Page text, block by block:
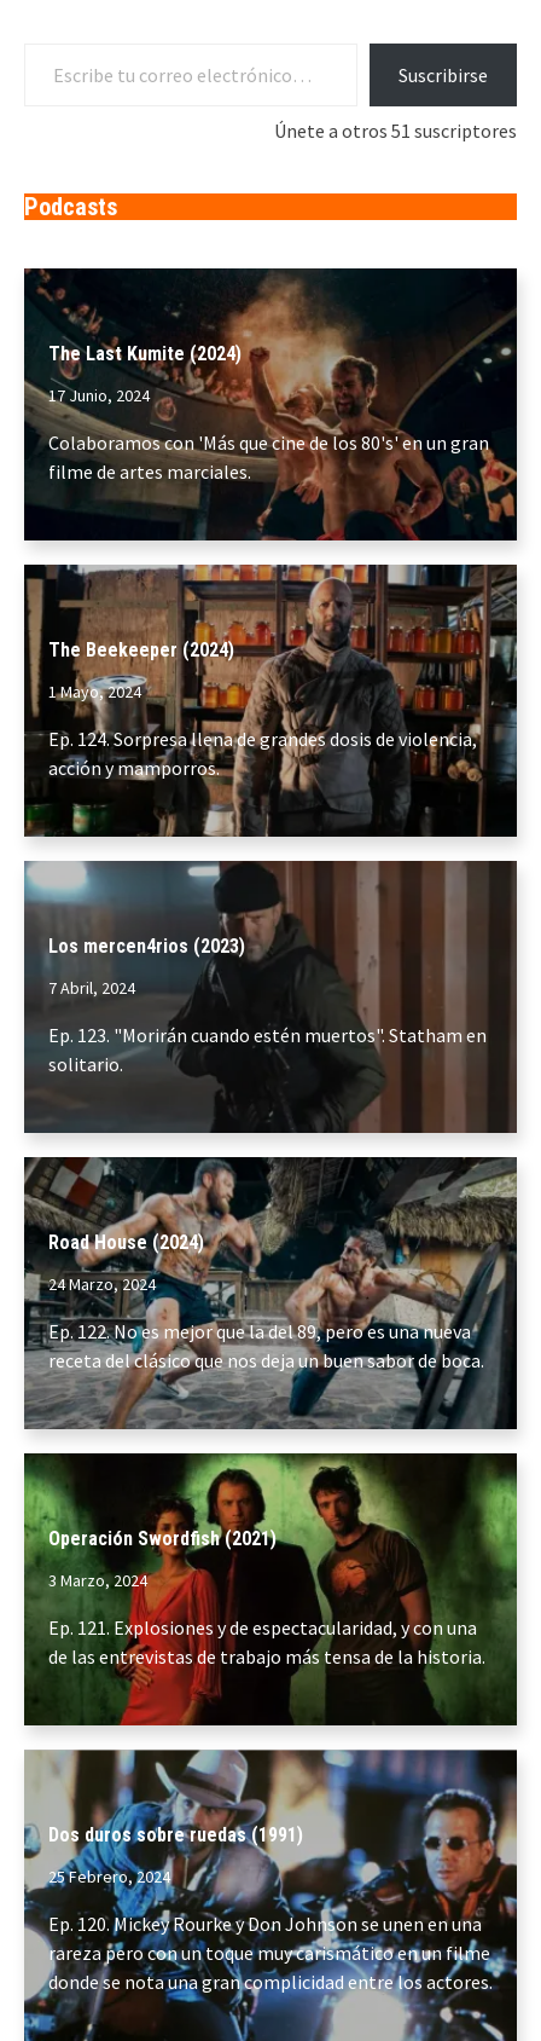
Suscribirse
Únete a otros 51 suscriptores
Podcasts
The Last Kumite (2024)
17 Junio, 2024
Colaboramos con 'Más que cine de los 80's' en un gran
filme de artes marciales.
The Beekeeper (2024)
1 Mayo, 2024
Ep. 124. Sorpresa llena de grandes dosis de violencia,
acción y mamporros.
Los mercen4rios (2023)
7 Abril, 2024
Ep. 123. "Morirán cuando estén muertos". Statham en
solitario.
Road House (2024)
24 Marzo, 2024
Ep. 122. No es mejor que la del 89, pero es una nueva
receta del clásico que nos deja un buen sabor de boca.
Operación Swordfish (2021)
3 Marzo, 2024
Ep. 121. Explosiones y de espectacularidad, y con una
de las entrevistas de trabajo más tensa de la historia.
Dos duros sobre ruedas (1991)
25 Febrero, 2024
Ep. 120. Mickey Rourke y Don Johnson se unen en una
rareza pero con un toque muy carismático en un filme
donde se nota una gran complicidad entre los actores.